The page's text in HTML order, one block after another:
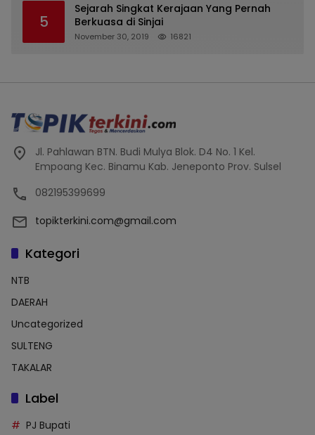
Milyaran Rupiah dan Bilyet Giro Tidak
Terdaftar, OJK Kalsel : Bertemu Tanggal 11
5
Sejarah Singkat Kerajaan Yang Pernah
Berkuasa di Sinjai
November 30, 2019 16821
Jl. Pahlawan BTN. Budi Mulya Blok. D4 No. 1 Kel.
Empoang Kec. Binamu Kab. Jeneponto Prov. Sulsel
082195399699
topikterkini.com@gmail.com
Kategori
NTB
DAERAH
Uncategorized
SULTENG
TAKALAR
Label
PJ Bupati